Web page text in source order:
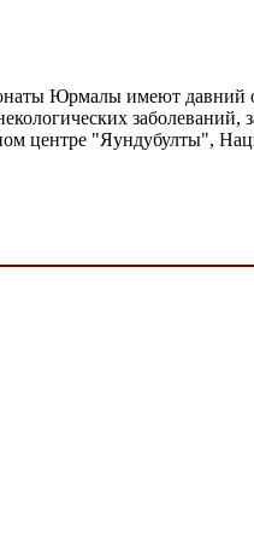
Юрмалы имеют давний
заболеваний,
центре "Яундубулты",